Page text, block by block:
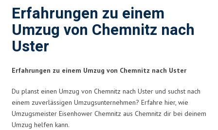
Erfahrungen zu einem
Umzug von Chemnitz nach
Uster
Erfahrungen zu einem Umzug von Chemnitz nach Uster
Du planst einen Umzug von Chemnitz nach Uster und suchst nach
einem zuverlässigen Umzugsunternehmen? Erfahre hier, wie
Umzugsmeister Eisenhower Chemnitz aus Chemnitz dir bei deinem
Umzug helfen kann.